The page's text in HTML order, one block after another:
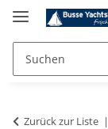
Zurück zur Liste